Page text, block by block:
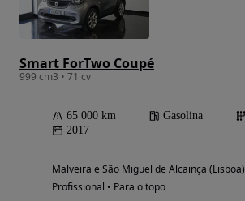
Smart ForTwo Coupé
999 cm3 • 71 cv
65 000 km Gasolina
2017
Malveira e São Miguel de Alcainça (Lisboa)
Profissional • Para o topo